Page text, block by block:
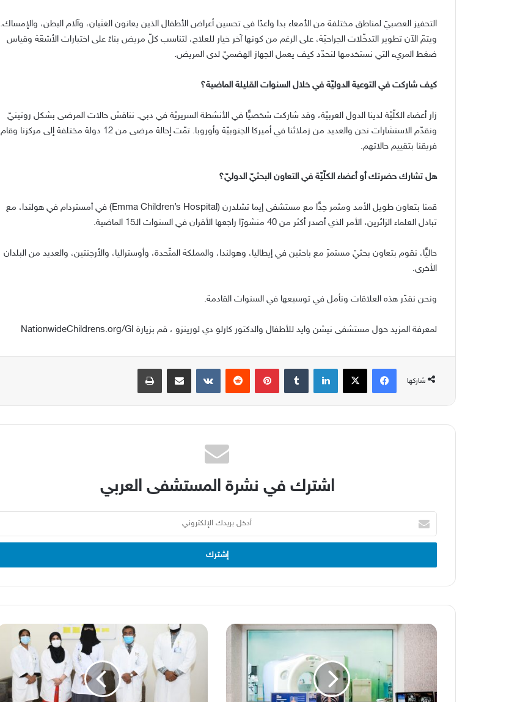
التحفيز العصبيّ لمناطق مختلفة من الأمعاء بدا واعدًا في تحسين أعراض الأطفال الذين يعانون الغثيان، وآلام البطن، والإمساك.
ويتمّ الآن تطوير التدخّلات الجراحيّة، على الرغم من كونها آخر خيار للعلاج، لتناسب كلّ مريض بناءً على اختبارات الأشعّة وقياس
ضغط المريء التي نستخدمها لنحدّد كيف يعمل الجهاز الهضميّ لدى المريض.
كيف شاركت في التوعية الدوليّة في خلال السنوات القليلة الماضية؟
زار أعضاء الكلّيّة لدينا الدول العربيّة، وقد شاركت شخصيًّا في الأنشطة السريريّة في دبي. نناقش حالات المرضى بشكل روتينيّ
ونقدّم الاستشارات نحن والعديد من زملائنا في أميركا الجنوبيّة وأوروبا. تمّت إحالة مرضى من
دولة مختلفة إلى مركزنا وقام
فريقنا بتقييم حالاتهم.
هل تشارك حضرتك أو أعضاء الكلّيّة في التعاون البحثيّ الدوليّ؟
قمنا بتعاون طويل الأمد ومثمر جدًّا مع مستشفى إيما تشلدرن (Emma Children’s Hospital)
في أمستردام في هولندا، مع
تبادل العلماء الزائرين، الأمر الذي أصدر أكثر من
منشورًا راجعها الأقران في السنوات الـ15 الماضية.
حاليًّا، نقوم بتعاون بحثيّ مستمرّ مع باحثين في إيطاليا، وهولندا، والمملكة المتّحدة، وأوستراليا، والأرجنتين، والعديد من البلدان
الأخرى.
ونحن نقدّر هذه العلاقات ونأمل في توسيعها في السنوات القادمة.
لمعرفة المزيد حول مستشفى نيشن وايد للأطفال والدكتور كارلو دي لورينزو ، قم بزيارة
شاركها
فيسبوك‫X لينكدإن بينتيريست مشاركة عبر البريد طباعة
اشترك في نشرة المستشفى العربي
بريدك
الإلكتروني
تعزيز
القيمة
من
خلال
التصوير
دراسة
العلاج